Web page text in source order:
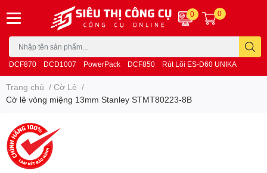
DCF870 DCD1007 PowerPack DCF850 Rút Lõi ES-D60 UNIKA
0 0
Trang chủ / Cờ Lê /
Cờ lê vòng miệng 13mm Stanley STMT80223-8B